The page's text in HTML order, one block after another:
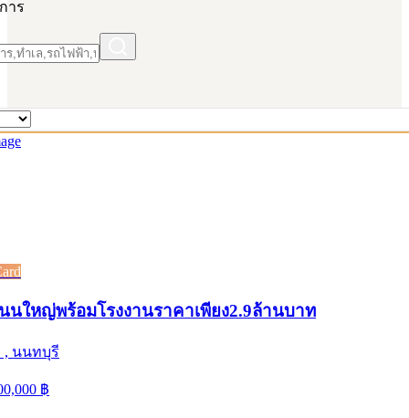
าร
ใหญ่พร้อมโรงงานราคาเพียง2.9ล้านบาท
, นนทบุรี
฿